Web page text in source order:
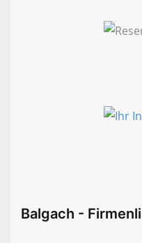
Balgach -